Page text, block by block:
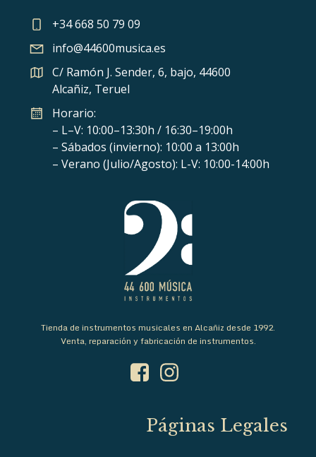
+34 668 50 79 09
info@44600musica.es
C/ Ramón J. Sender, 6, bajo, 44600
Alcañiz, Teruel
Horario:
– L–V: 10:00–13:30h / 16:30–19:00h
– Sábados (invierno): 10:00 a 13:00h
– Verano (Julio/Agosto): L-V: 10:00-14:00h
Tienda de instrumentos musicales en Alcañiz desde 1992.
Venta, reparación y fabricación de instrumentos.
Páginas Legales